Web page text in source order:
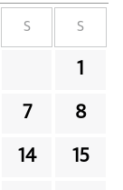
S S
1
7 8
14 15